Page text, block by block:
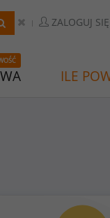
ZALOGUJ SIĘ
ILE